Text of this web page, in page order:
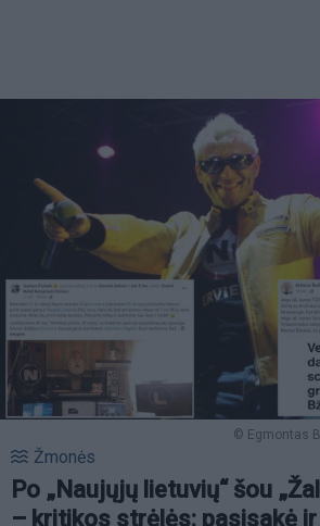
© Egmontas
Žmonės
Po „Naujųjų lietuvių“ šou
– kritikos strėlės: pasisakė